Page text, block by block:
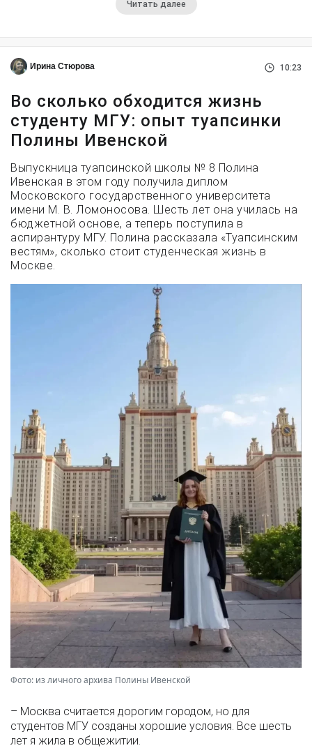
Читать далее
Ирина Стюрова 10:23
Во сколько обходится жизнь
студенту МГУ: опыт туапсинки
Полины Ивенской
Выпускница туапсинской школы № 8 Полина
Ивенская в этом году получила диплом
Московского государственного университета
имени М. В. Ломоносова. Шесть лет она училась на
бюджетной основе, а теперь поступила в
аспирантуру МГУ. Полина рассказала «Туапсинским
вестям», сколько стоит студенческая жизнь в
Москве.
Фото: из личного архива Полины Ивенской
– Москва считается дорогим городом, но для
студентов МГУ созданы хорошие условия. Все шесть
лет я жила в общежитии.